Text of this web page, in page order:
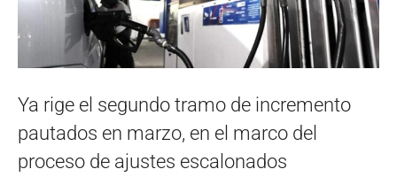
Ya rige el segundo tramo de incremento
pautados en marzo, en el marco del
proceso de ajustes escalonados